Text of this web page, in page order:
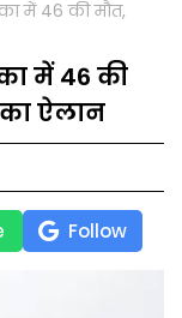
में 46 की मौत,
में 46 की
ऐलान
Follow